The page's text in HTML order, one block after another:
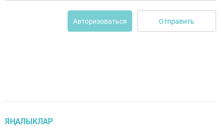
Авторизоваться Отправить
ЯҢАЛЫКЛАР